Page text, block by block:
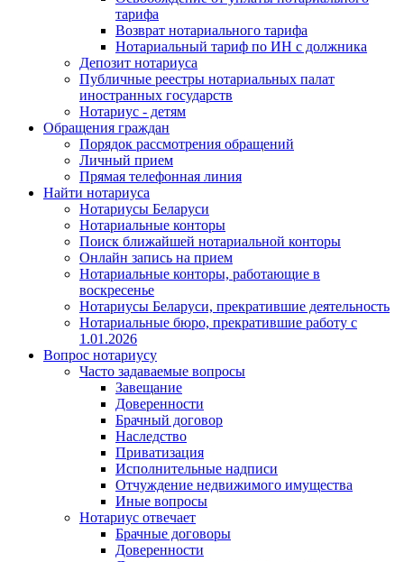
тарифа
Возврат нотариального тарифа
Нотариальный тариф по ИН с должника
Депозит нотариуса
Публичные реестры нотариальных палат
иностранных государств
Нотариус - детям
Обращения граждан
Порядок рассмотрения обращений
Личный прием
Прямая телефонная линия
Найти нотариуса
Нотариусы Беларуси
Нотариальные конторы
Поиск ближайшей нотариальной конторы
Онлайн запись на прием
Нотариальные конторы, работающие в
воскресенье
Нотариусы Беларуси, прекратившие деятельность
Нотариальные бюро, прекратившие работу с
1.01.2026
Вопрос нотариусу
Часто задаваемые вопросы
Завещание
Доверенности
Брачный договор
Наследство
Приватизация
Исполнительные надписи
Отчуждение недвижимого имущества
Иные вопросы
Нотариус отвечает
Брачные договоры
Доверенности